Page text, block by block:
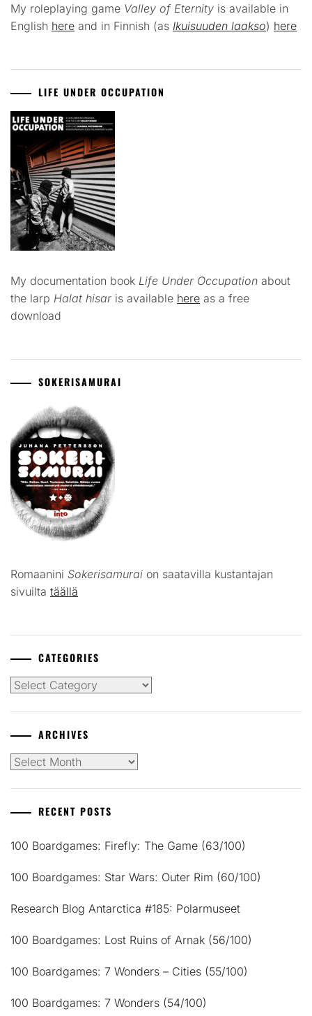
My roleplaying game Valley of Eternity is available in
English here and in Finnish (as Ikuisuuden laakso) here
LIFE UNDER OCCUPATION
My documentation book Life Under Occupation about
the larp Halat hisar is available here as a free
download
SOKERISAMURAI
Romaanini Sokerisamurai on saatavilla kustantajan
sivuilta täällä
CATEGORIES
Categories
ARCHIVES
Archives
RECENT POSTS
100 Boardgames: Firefly: The Game (63/100)
100 Boardgames: Star Wars: Outer Rim (60/100)
Research Blog Antarctica #185: Polarmuseet
100 Boardgames: Lost Ruins of Arnak (56/100)
100 Boardgames: 7 Wonders – Cities (55/100)
100 Boardgames: 7 Wonders (54/100)